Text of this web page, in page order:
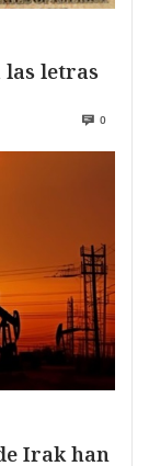
las letras
0
Irak han